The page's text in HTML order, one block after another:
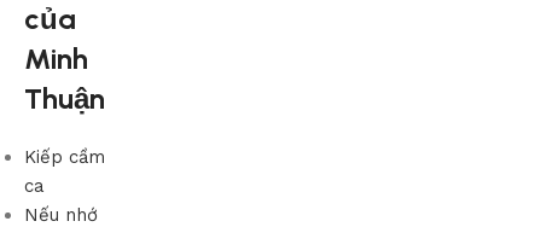
của
Minh
Thuận
Kiếp cầm
ca
Nếu nhớ